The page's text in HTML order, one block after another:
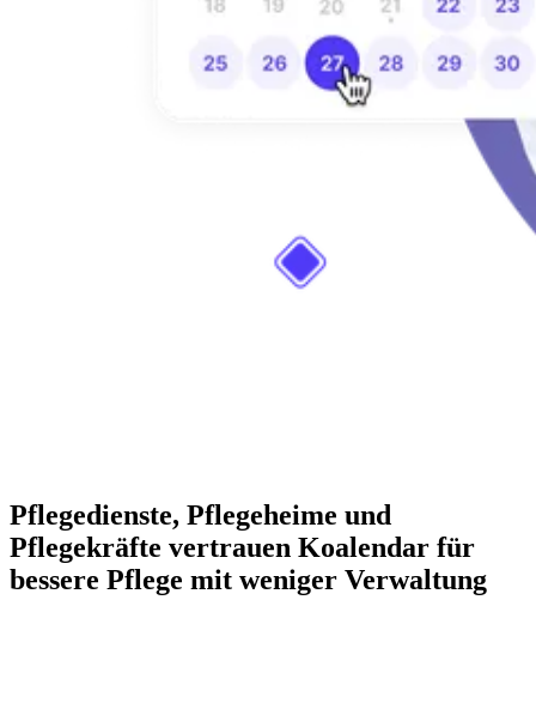
Pflegedienste, Pflegeheime und
Pflegekräfte vertrauen Koalendar für
bessere Pflege mit weniger Verwaltung